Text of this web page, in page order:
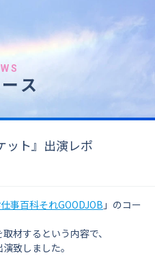
ス
ット』出演レポ
事百科それGOODJOB 」のコー
材するという内容で、
致しました。